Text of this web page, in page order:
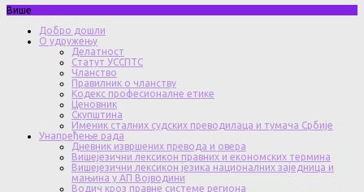
Више
Добро дошли
О удружењу
Делатност
Статут УССПТС
Чланство
Правилник о чланству
Кодекс професионалне етике
Ценовник
Скупштина
Именик сталних судских преводилаца и тумача Србије
Унапређење рада
Дневник извршених превода и овера
Вишејезични лексикон правних и економских термина
Вишејезични лексикон језика националних заједница и
мањина у АП Војводини
Водич кроз правне системе региона